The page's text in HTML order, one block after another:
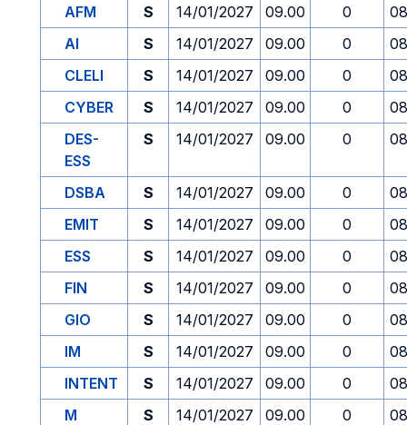
AFM
S 14/01/2027 09.00 0
AI
S 14/01/2027 09.00 0
CLELI
S 14/01/2027 09.00 0
CYBER
S 14/01/2027 09.00 0
DES-
ESS
S 14/01/2027 09.00 0
DSBA S 14/01/2027 09.00 0
EMIT
S 14/01/2027 09.00 0
ESS
S 14/01/2027 09.00 0
FIN
S 14/01/2027 09.00 0
GIO
S 14/01/2027 09.00 0
IM
S 14/01/2027 09.00 0
INTENT
S 14/01/2027 09.00 0
M
S 14/01/2027 09.00 0